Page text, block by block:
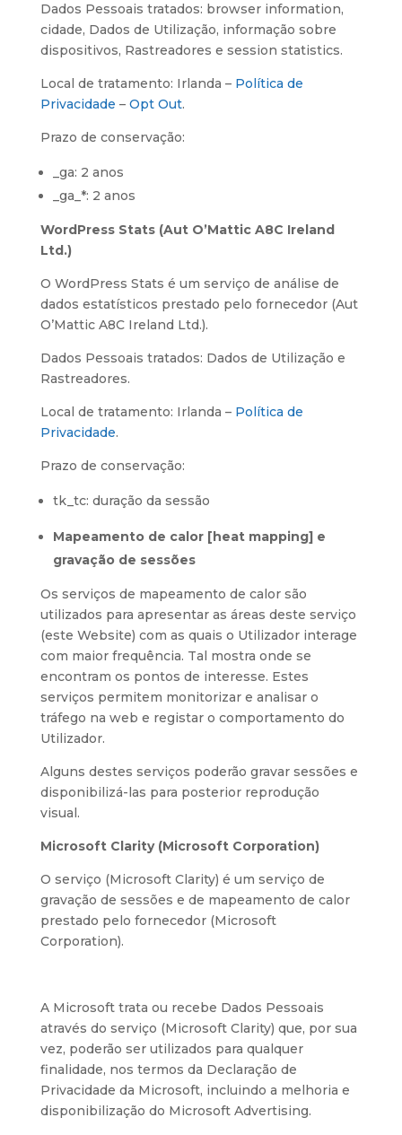
Dados Pessoais tratados: browser information,
cidade, Dados de Utilização, informação sobre
dispositivos, Rastreadores e session statistics.
Local de tratamento: Irlanda – Política de
Privacidade – Opt Out.
Prazo de conservação:
_ga: 2 anos
_ga_*: 2 anos
WordPress Stats (Aut O’Mattic A8C Ireland
Ltd.)
O WordPress Stats é um serviço de análise de
dados estatísticos prestado pelo fornecedor (Aut
O’Mattic A8C Ireland Ltd.).
Dados Pessoais tratados: Dados de Utilização e
Rastreadores.
Local de tratamento: Irlanda – Política de
Privacidade.
Prazo de conservação:
tk_tc: duração da sessão
Mapeamento de calor [heat mapping] e
gravação de sessões
Os serviços de mapeamento de calor são
utilizados para apresentar as áreas deste serviço
(este Website) com as quais o Utilizador interage
com maior frequência. Tal mostra onde se
encontram os pontos de interesse. Estes
serviços permitem monitorizar e analisar o
tráfego na web e registar o comportamento do
Utilizador.
Alguns destes serviços poderão gravar sessões e
disponibilizá-las para posterior reprodução
visual.
Microsoft Clarity (Microsoft Corporation)
O serviço (Microsoft Clarity) é um serviço de
gravação de sessões e de mapeamento de calor
prestado pelo fornecedor (Microsoft
Corporation).
A Microsoft trata ou recebe Dados Pessoais
através do serviço (Microsoft Clarity) que, por sua
vez, poderão ser utilizados para qualquer
finalidade, nos termos da Declaração de
Privacidade da Microsoft, incluindo a melhoria e
disponibilização do Microsoft Advertising.